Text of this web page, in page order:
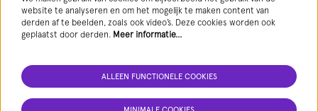
AANMELDEN NIEUWSBRIEF
website te analyseren en om het mogelijk te maken content van
derden af te beelden, zoals ook video’s. Deze cookies worden ook
geplaatst door derden. Meer informatie…
ALLEEN FUNCTIONELE COOKIES